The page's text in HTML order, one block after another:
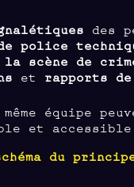
des
police
la scène de
et rapports
même équipe
et
du